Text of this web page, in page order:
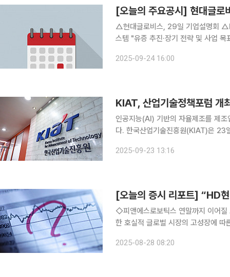
[오늘의 주요공시] 현대글로
△현대글로비스, 29일 기업설명회
스템 "유증 추진·장기 전략 및 사업
설명회 △서진시스템, 100억 규모 자
2025-09-24 16:00
KIAT, 산업기술정책포럼
인공지능(AI) 기반의 자율제조를 제
다. 한국산업기술진흥원(KIAT)은 23일 서울 조선팰리스에서 '제12회 산업기술정책포럼'을 열고,
하는 데이터를 AI가 실시간으로 분석
2025-09-23 13:16
◇피앤에스로보틱스 연말까지 이어질 고성장 기조 보행재활로봇 전문 기업 해외 판매 호조세를 통
한 호실적 글로벌 시장의 고성장에 따른 온전한 수혜 전망 윤철환 한국투자 ◇하이젠알앤엠 연말로
2025-08-28 08:20